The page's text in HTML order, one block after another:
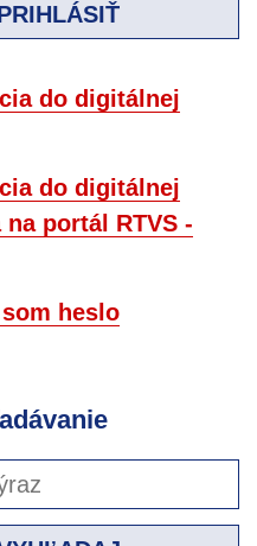
do digitálnej
do digitálnej
na portál RTVS -
heslo